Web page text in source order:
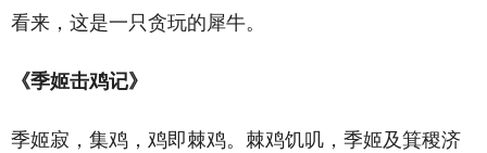
看来，这是一只贪玩的犀牛。
《季姬击鸡记》
季姬寂，集鸡，鸡即棘鸡。棘鸡饥叽，季姬及箕稷济